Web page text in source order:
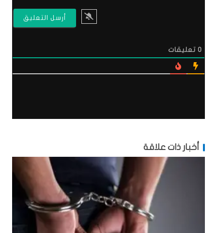
0 تعليقات
أخبار ذات علاقة